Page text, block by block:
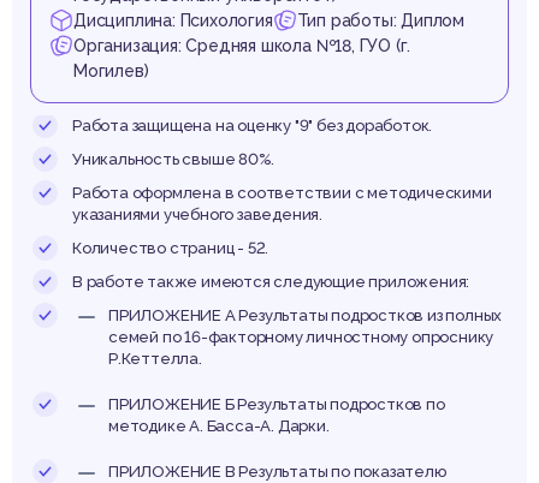
Дисциплина: Психология
Тип работы: Диплом
Организация: Средняя школа №18, ГУО (г.
Могилев)
Работа защищена на оценку "9" без доработок.
Уникальность свыше 80%.
Работа оформлена в соответствии с методическими
указаниями учебного заведения.
Количество страниц - 52.
В работе также имеются следующие приложения:
ПРИЛОЖЕНИЕ А Результаты подростков из полных
семей по 16-факторному личностному опроснику
Р.Кеттелла.
ПРИЛОЖЕНИЕ Б Результаты подростков по
методике А. Басса-А. Дарки.
ПРИЛОЖЕНИЕ В Результаты по показателю